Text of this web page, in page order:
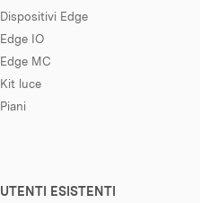
Dispositivi Edge
Edge IO
Edge MC
Kit luce
Piani
UTENTI ESISTENTI